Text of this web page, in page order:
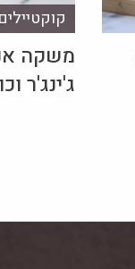
משקה
ג'ינג'ר